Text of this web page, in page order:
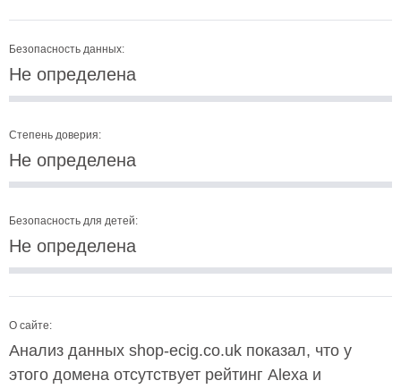
Безопасность данных:
Не определена
Степень доверия:
Не определена
Безопасность для детей:
Не определена
О сайте:
Анализ данных shop-ecig.co.uk показал, что у
этого домена отсутствует рейтинг Alexa и